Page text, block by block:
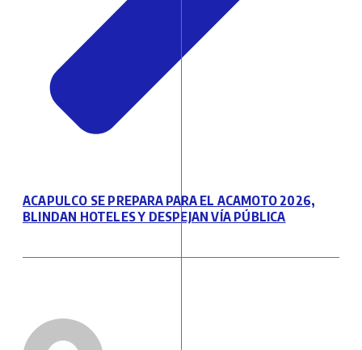
ACAPULCO SE PREPARA PARA EL ACAMOTO 2026,
BLINDAN HOTELES Y DESPEJAN VÍA PÚBLICA